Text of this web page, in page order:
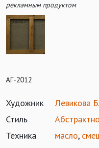
рекламным продуктом
АГ-2012
Художник
Левикова
Стиль
Техника
масло,